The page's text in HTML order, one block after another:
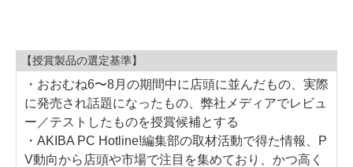
【授賞製品の選定基準】
・おおむね6〜8月の期間中に店頭に並んだもの、実際
に発売され話題になったもの、弊社メディアでレビュ
ー／テストしたものを授賞候補とする
・AKIBA PC Hotline!編集部の取材活動で得た情報、P
V動向から店頭や市場で注目を集めており、かつ高く